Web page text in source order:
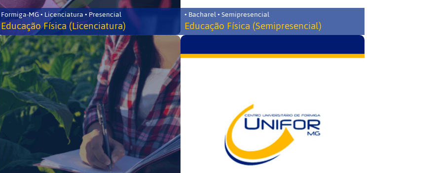
Formiga-MG • Licenciatura • Presencial
Educação Física (Licenciatura)
• Bacharel • Semipresencial
Educação Física (Semipresencial)